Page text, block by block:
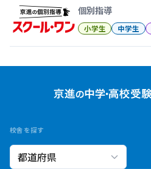
個別指導
小学生 中学生
校舎を探す